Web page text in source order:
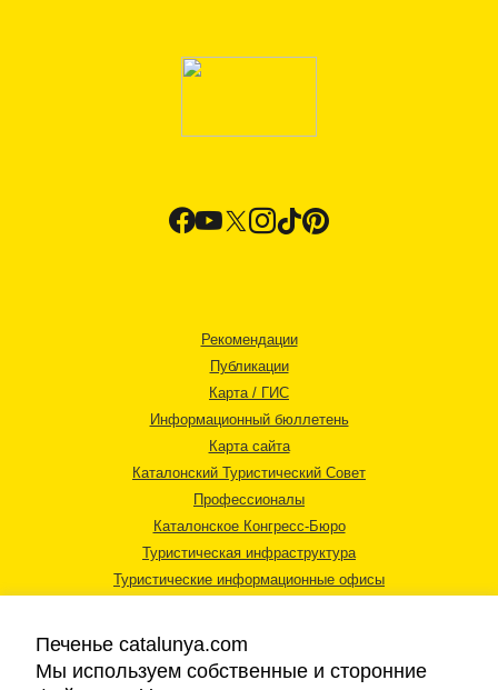
Рекомендации
Публикации
Карта / ГИС
Информационный бюллетень
Карта сайта
Каталонский Туристический Совет
Профессионалы
Каталонское Конгресс-Бюро
Туристическая инфраструктура
Туристические информационные офисы
Печенье catalunya.com
Мы используем собственные и сторонние